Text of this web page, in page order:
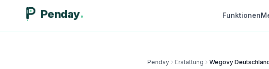
Penday Funktionen
Penday Erstattung Wegovy